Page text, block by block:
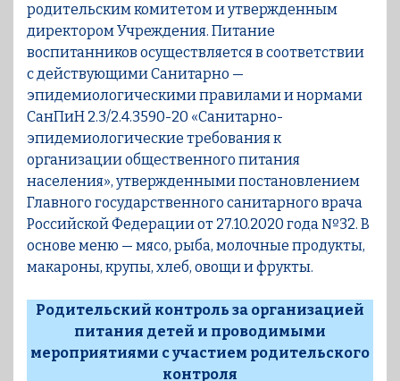
родительским комитетом и утвержденным
директором Учреждения. Питание
воспитанников осуществляется в соответствии
с действующими Санитарно —
эпидемиологическими правилами и нормами
СанПиН 2.3/2.4.3590-20 «Санитарно-
эпидемиологические требования к
организации общественного питания
населения», утвержденными постановлением
Главного государственного санитарного врача
Российской Федерации от 27.10.2020 года №32. В
основе меню — мясо, рыба, молочные продукты,
макароны, крупы, хлеб, овощи и фрукты.
Родительский контроль за организацией
питания детей и проводимыми
мероприятиями с участием родительского
контроля